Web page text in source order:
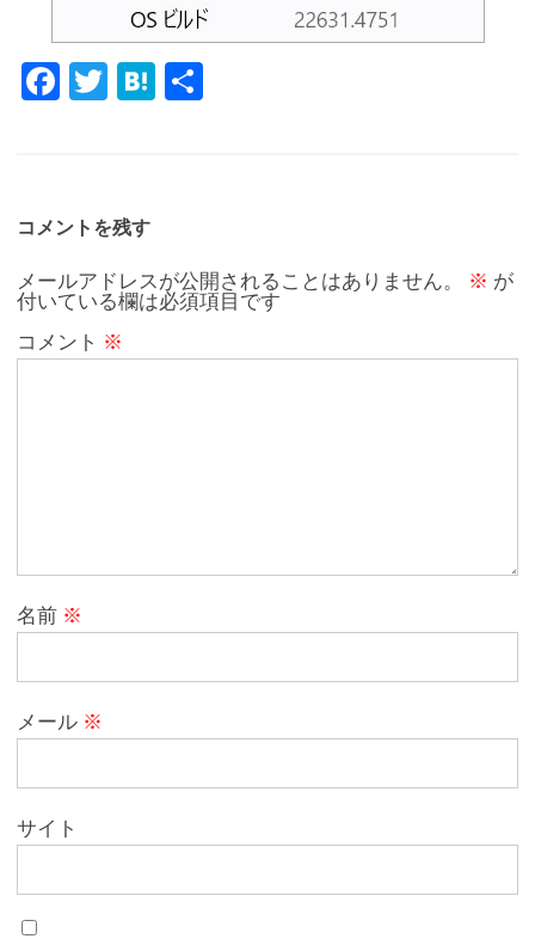
Fa
o
o
k
T
r
H
コメントを残す
メールアドレスが公開されることはありません。 ※ が
付いている欄は必須項目です
コメント ※
名前 ※
メール ※
サイト